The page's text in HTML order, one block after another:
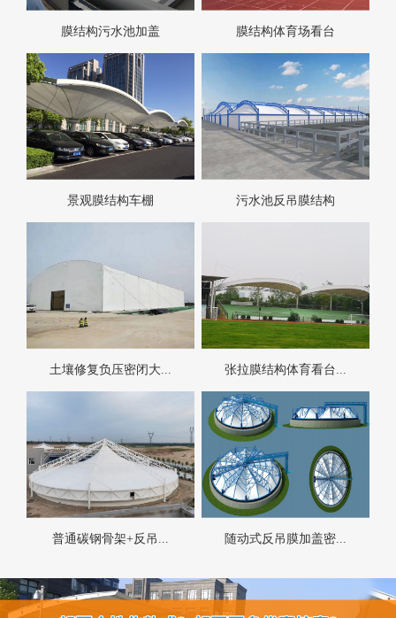
膜结构污水池加盖 膜结构体育场看台
景观膜结构车棚 污水池反吊膜结构
土壤修复负压密闭大... 张拉膜结构体育看台...
普通碳钢骨架+反吊... 随动式反吊膜加盖密...